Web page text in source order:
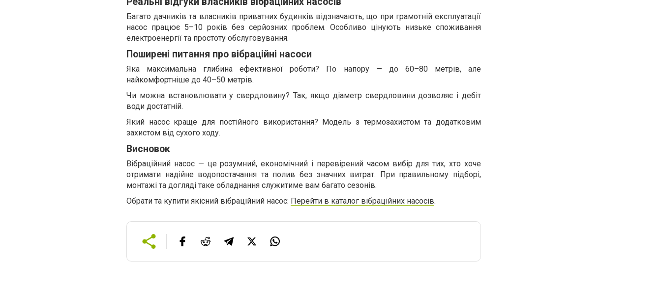
Багато дачників та власників приватних будинків відзначають, що при грамотній експлуатації
насос працює 5–10 років без серйозних проблем. Особливо цінують низьке споживання
електроенергії та простоту обслуговування.
Поширені питання про вібраційні насоси
Яка максимальна глибина ефективної роботи? По напору — до 60–80 метрів, але
найкомфортніше до 40–50 метрів.
Чи можна встановлювати у свердловину? Так, якщо діаметр свердловини дозволяє і дебіт
води достатній.
Який насос краще для постійного використання? Модель з термозахистом та додатковим
захистом від сухого ходу.
Висновок
Вібраційний насос — це розумний, економічний і перевірений часом вибір для тих, хто хоче
отримати надійне водопостачання та полив без значних витрат. При правильному підборі,
монтажі та догляді таке обладнання служитиме вам багато сезонів.
Обрати та купити якісний вібраційний насос: Перейти в каталог вібраційних насосів.